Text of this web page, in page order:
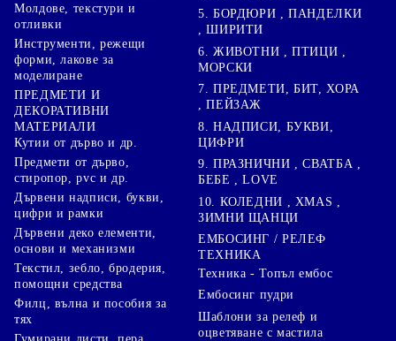
Молдове, текстури и
отливки
Инструменти, режещи
форми, лакове за
моделиране
ПРЕДМЕТИ И
ДЕКОРАТИВНИ
МАТЕРИАЛИ
Кутии от дърво и др.
Предмети от дърво,
стиропор, pvc и др.
Дървени надписи, букви,
цифри и рамки
Дървени деко елементи,
основи и механизми
Текстил, зебло, бродерия,
помощни средства
Филц, вълна и пособия за
тях
5. БОРДЮРИ , ПАНДЕЛКИ
, ШИРИТИ
6. ЖИВОТНИ , ПТИЦИ ,
МОРСКИ
7. ПРЕДМЕТИ, БИТ, ХОРА
, ПЕЙЗАЖ
8. НАДПИСИ, БУКВИ,
ЦИФРИ
9. ПРАЗНИЧНИ , СВАТБА ,
БЕБЕ , LOVE
10. КОЛЕДНИ , XMAS ,
ЗИМНИ ЩАНЦИ
ЕМБОСИНГ / РЕЛЕФ
ТЕХНИКА
Техника - Топъл ембос
Ембосинг пудри
Шаблони за релеф и
оцветяване с мастила